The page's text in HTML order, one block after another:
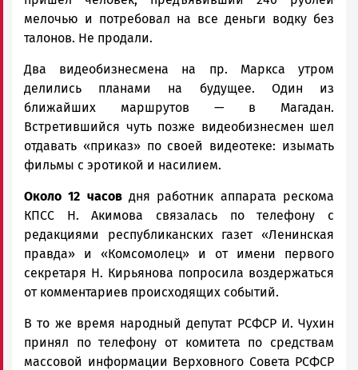
мелочью и потребовал на все деньги водку без
талонов. Не продали.
Два видеобизнесмена на пр. Маркса утром
делились планами на будущее. Один из
ближайших маршрутов — в Магадан.
Встретившийся чуть позже видеобизнесмен шел
отдавать «приказ» по своей видеотеке: изымать
фильмы с эротикой и насилием.
Около 12 часовдня работник аппарата рескома
КПСС Н. Акимова связалась по телефону с
редакциями республиканских газет «Ленинская
правда» и «Комсомолец» и от имени первого
секретаря Н. Кирьянова попросила воздержаться
от комментариев происходящих событий.
В то же время народный депутат РСФСР И. Чухин
принял по телефону от комитета по средствам
массовой информации Верховного Совета РСФСР